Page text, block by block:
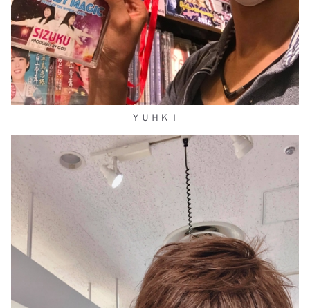
ＹＵＨＫＩ